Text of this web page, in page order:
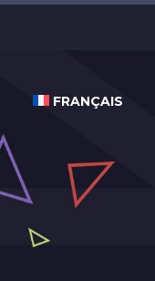
FRANÇAIS